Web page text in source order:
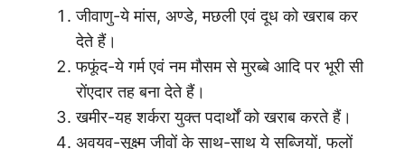
जीवाणु-ये मांस, अण्डे, मछली एवं दूध को खराब कर
देते हैं।
फफूंद-ये गर्म एवं नम मौसम से मुरब्बे आदि पर भूरी सी
रोंएदार तह बना देते हैं।
खमीर-यह शर्करा युक्त पदार्थों को खराब करते हैं।
अवयव-सूक्ष्म जीवों के साथ-साथ ये सब्जियों, फलों